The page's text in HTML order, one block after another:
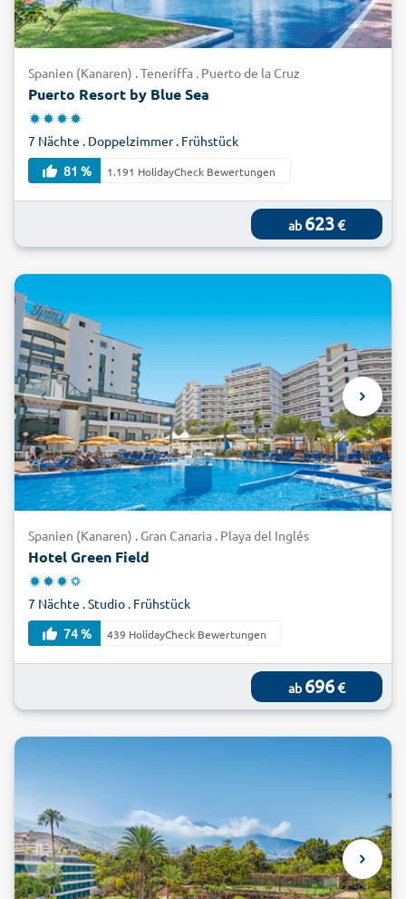
Spanien (Kanaren) . Teneriffa . Puerto de la Cruz
Puerto Resort by Blue Sea
7 Nächte . Doppelzimmer . Frühstück
81 %
1.191 HolidayCheck Bewertungen
ab 623€
Spanien (Kanaren) . Gran Canaria . Playa del Inglés
Hotel Green Field
7 Nächte . Studio . Frühstück
74 %
439 HolidayCheck Bewertungen
ab 696€